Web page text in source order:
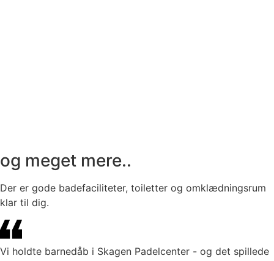
og meget mere..
Der er gode badefaciliteter, toiletter og omklædningsrum
klar til dig.
Vi holdte barnedåb i Skagen Padelcenter - og det spillede